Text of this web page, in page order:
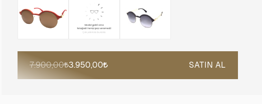
7.900,00 3.950,00 SATIN AL